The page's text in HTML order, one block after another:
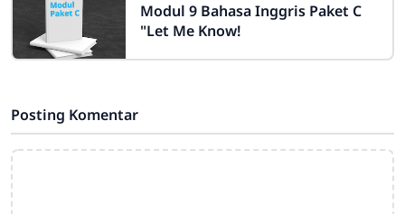
Modul 9 Bahasa Inggris Paket C
"Let Me Know!
Posting Komentar